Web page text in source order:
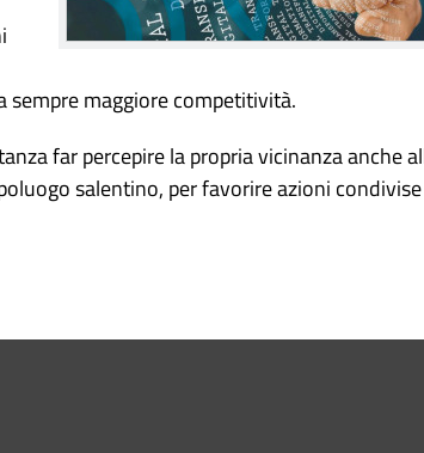
maggiore competitività.
far percepire la propria vicinanza anche
salentino, per favorire azioni